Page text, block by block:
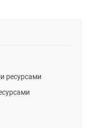
ресурсами